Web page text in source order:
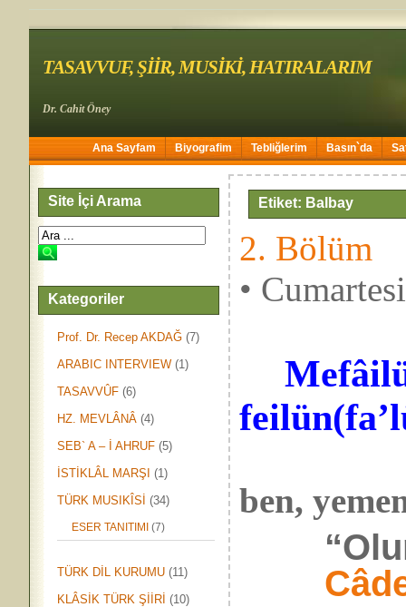
TASAVVUF, ŞİİR, MUSİKİ, HATIRALARIM
Dr. Cahit Öney
Ana Sayfam Biyografim Tebliğlerim Basın`da
Site İçi Arama
Kategoriler
Prof. Dr. Recep AKDAĞ (7)
ARABIC INTERVIEW (1)
TASAVVÛF (6)
HZ. MEVLÂNÂ (4)
SEB` A – İ AHRUF (5)
İSTİKLÂL MARŞI (1)
TÜRK MUSIKÎSİ (34)
ESER TANITIMI (7)
TÜRK DİL KURUMU (11)
KLÂSİK TÜRK ŞİİRİ (10)
Etiket: Balbay
2. Bölüm
•
feilün(
ben,